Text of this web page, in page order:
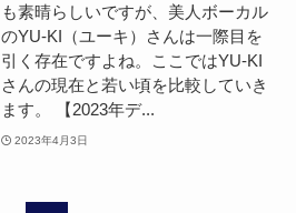
も素晴らしいですが、美人ボーカル
のYU-KI（ユーキ）さんは一際目を
引く存在ですよね。ここではYU-KI
さんの現在と若い頃を比較していき
ます。 【2023年デ...
2023年4月3日